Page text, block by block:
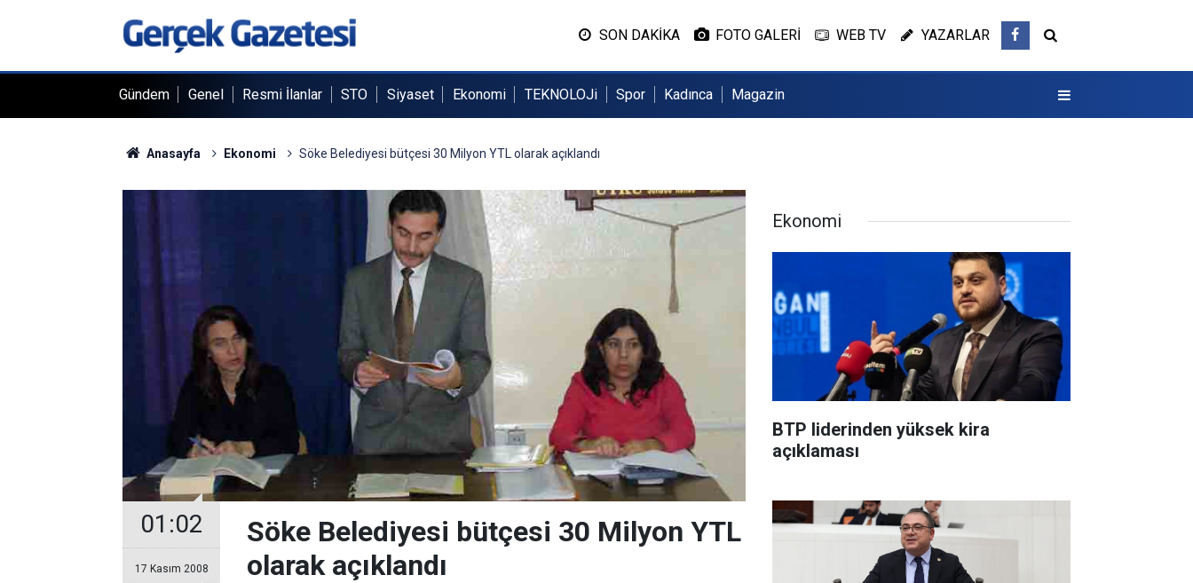
SON DAKİKA FOTO GALERİ WEB TV YAZARLAR
Gündem Genel Resmi İlanlar STO Siyaset Ekonomi TEKNOLOJi Spor Kadınca Magazin
Anasayfa Ekonomi Söke Belediyesi bütçesi 30 Milyon YTL olarak açıklandı
01:02
17 Kasım 2008
Söke Belediyesi bütçesi 30 Milyon YTL
olarak açıklandı
Ekonomi
BTP liderinden yüksek kira
açıklaması